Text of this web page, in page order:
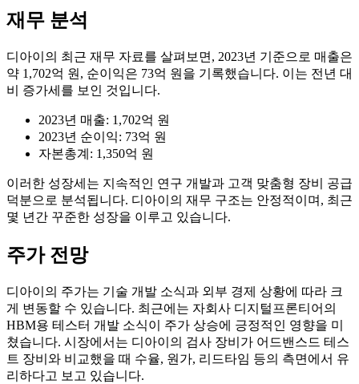
재무 분석
디아이의 최근 재무 자료를 살펴보면, 2023년 기준으로 매출은
약 1,702억 원, 순이익은 73억 원을 기록했습니다. 이는 전년 대
비 증가세를 보인 것입니다.
2023년 매출: 1,702억 원
2023년 순이익: 73억 원
자본총계: 1,350억 원
이러한 성장세는 지속적인 연구 개발과 고객 맞춤형 장비 공급
덕분으로 분석됩니다. 디아이의 재무 구조는 안정적이며, 최근
몇 년간 꾸준한 성장을 이루고 있습니다.
주가 전망
디아이의 주가는 기술 개발 소식과 외부 경제 상황에 따라 크
게 변동할 수 있습니다. 최근에는 자회사 디지털프론티어의
HBM용 테스터 개발 소식이 주가 상승에 긍정적인 영향을 미
쳤습니다. 시장에서는 디아이의 검사 장비가 어드밴스드 테스
트 장비와 비교했을 때 수율, 원가, 리드타임 등의 측면에서 유
리하다고 보고 있습니다.